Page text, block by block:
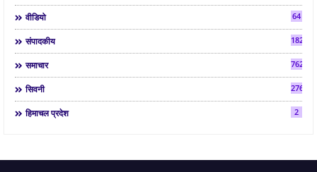
वीडियो 64
संपादकीय 182
समाचार 7624
सिवनी 2763
हिमाचल प्रदेश 2